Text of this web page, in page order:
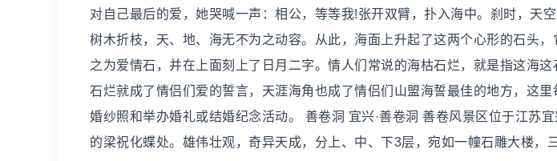
对自己最后的爱，她哭喊一声：相公，等等我!张开双臂，扑入海中。刹时，天
树木折枝，天、地、海无不为之动容。从此，海面上升起了这两个心形的石头
之为爱情石，并在上面刻上了日月二字。情人们常说的海枯石烂，就是指这海
石烂就成了情侣们爱的誓言，天涯海角也成了情侣们山盟海誓最佳的地方，这
婚纱照和举办婚礼或结婚纪念活动。 善卷洞 宜兴·善卷洞 善卷风景区位于江苏
的梁祝化蝶处。雄伟壮观，奇异天成，分上、中、下3层，宛如一幢石雕大楼，